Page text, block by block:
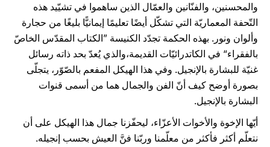
والمحسنين، والفنّانين والعمّال الذين ساهموا في تشيّيد هذه
التّحفة المعماريّة التي تشكّل أيضًا تعليمًا إيمانيًّا بليغًا من حجارة
وألوان ونور. بهذه الحكمة تجدّد الكنيسة ”الكتاب المقدّس الخاصّ
بالفقراء“ في الكاتدرائيّات القديمة،والذي يُعدّ بحد ذاته رسائل
غنيّة للبشارة بالإنجيل. وفي هذا الهيكل المفعم بالصّوّر، يتجلّى
بصورة أوضح كيف أنّ الفن والجمال هما من أسمى قنوات
البشارة بالإنجيل.
أيّها الإخوة والأخوات الأعزّاء، ليحفّزنا جمال هذا الهيكل على أن
نتعلّم أكثر فأكثر من معلّمنا وربّنا فنَّ العيش بحسب إنجيله.